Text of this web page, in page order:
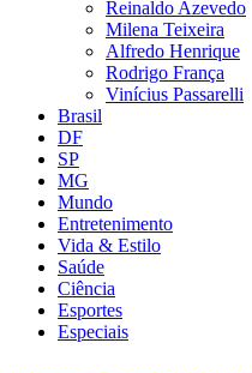
Reinaldo Azevedo
Milena Teixeira
Alfredo Henrique
Rodrigo França
Vinícius Passarelli
Brasil
DF
SP
MG
Mundo
Entretenimento
Vida & Estilo
Saúde
Ciência
Esportes
Especiais